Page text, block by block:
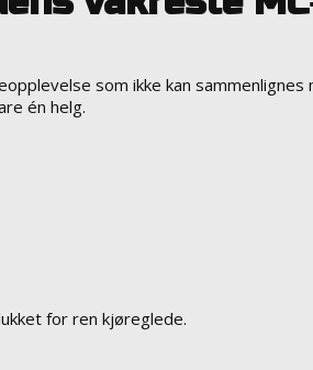
som ikke kan sammenlignes
én helg.
for ren kjøreglede.